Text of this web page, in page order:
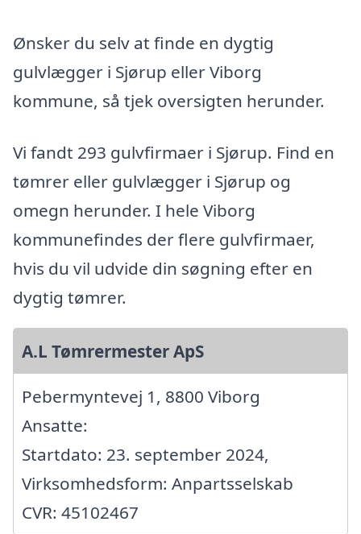
Ønsker du selv at finde en dygtig
gulvlægger i Sjørup eller Viborg
kommune, så tjek oversigten herunder.
Vi fandt 293 gulvfirmaer i Sjørup. Find en
tømrer eller gulvlægger i Sjørup og
omegn herunder. I hele Viborg
kommunefindes der flere gulvfirmaer,
hvis du vil udvide din søgning efter en
dygtig tømrer.
A.L Tømrermester ApS
Pebermyntevej 1, 8800 Viborg
Ansatte:
Startdato: 23. september 2024,
Virksomhedsform: Anpartsselskab
CVR: 45102467